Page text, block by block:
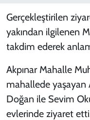
Gerçekleştirilen
yakından ilgilenen
takdim ederek
Akpınar Mahalle
mahallede yaşayan
Doğan ile Sevim
evlerinde ziyaret